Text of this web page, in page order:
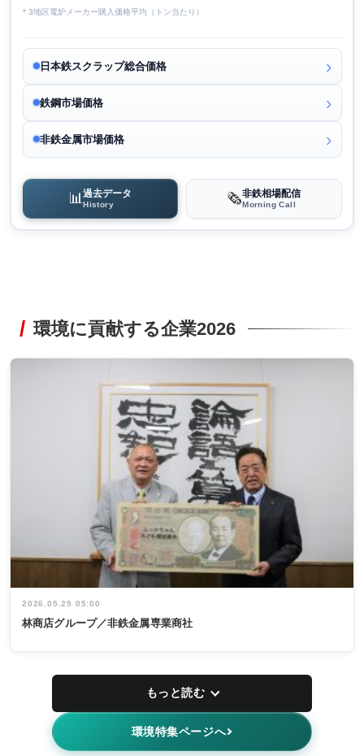
* 3地区電炉メーカー購入価格平均（トン当たり）
日本鉄スクラップ総合価格
鉄鋼市場価格
非鉄金属市場価格
📊過去データ
History 🗞️非鉄相場配信
Morning Call
環境に貢献する企業2026
2026.05.29 05:00
林商店グループ／非鉄金属専業商社
もっと読む
環境特集ページへ